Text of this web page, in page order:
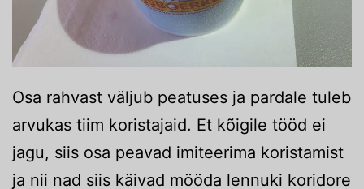
Osa rahvast väljub peatuses ja pardale tuleb
arvukas tiim koristajaid. Et kõigile tööd ei
jagu, siis osa peavad imiteerima koristamist
ja nii nad siis käivad mööda lennuki koridore